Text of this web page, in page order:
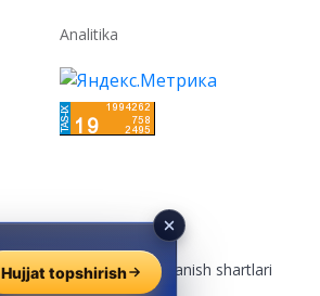
Analitika
Reklama/Foydalanish shartlari
Hujjat topshirish